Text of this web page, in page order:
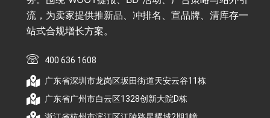
流，为卖家提供推新品、冲排名、宣品牌、清库存一
站式合规增长方案。
400 636 1608
广东省深圳市龙岗区坂田街道天安云谷11栋
广东省广州市白云区1328创新大院D栋